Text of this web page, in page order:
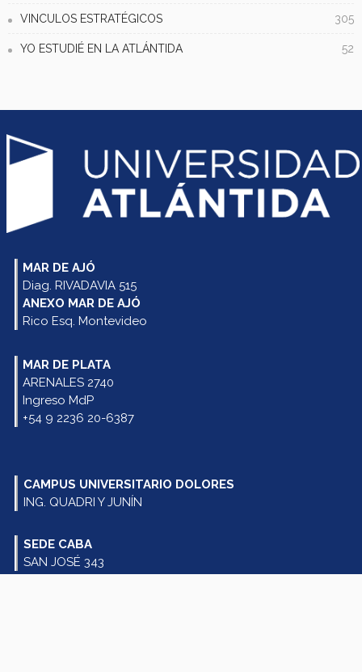
VINCULOS ESTRATÉGICOS 305
YO ESTUDIÉ EN LA ATLÁNTIDA 52
MAR DE AJÓ
Diag. RIVADAVIA 515
ANEXO MAR DE AJÓ
Rico Esq. Montevideo
MAR DE PLATA
ARENALES 2740
Ingreso MdP
+54 9 2236 20-6387
CAMPUS UNIVERSITARIO DOLORES
ING. QUADRI Y JUNÍN
SEDE CABA
SAN JOSÉ 343